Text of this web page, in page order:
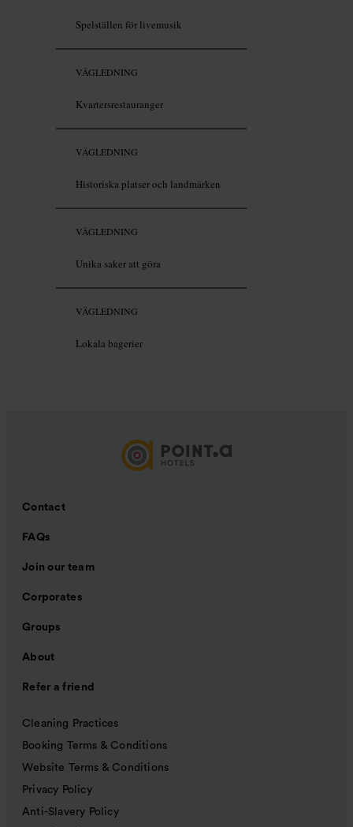
Spelställen för livemusik
VÄGLEDNING
Kvartersrestauranger
VÄGLEDNING
Historiska platser och landmärken
VÄGLEDNING
Unika saker att göra
VÄGLEDNING
Lokala bagerier
Contact
FAQs
Join our team
Corporates
Groups
About
Refer a friend
Cleaning Practices
Booking Terms & Conditions
Website Terms & Conditions
Privacy Policy
Anti-Slavery Policy